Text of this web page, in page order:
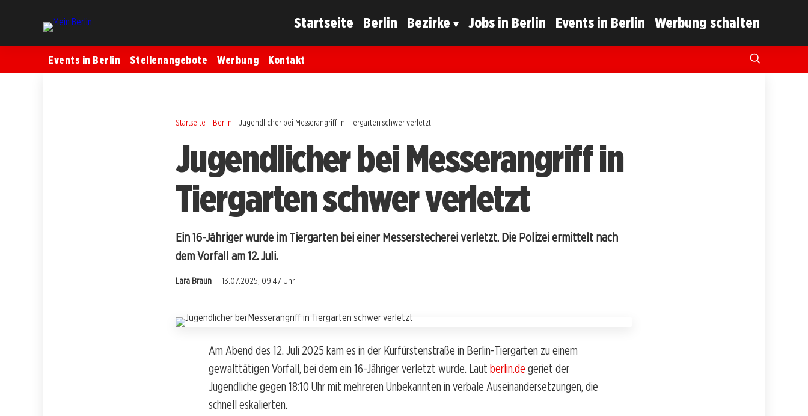
Startseite Berlin Bezirke Jobs in Berlin Events in Berlin Werbung schalten
Events in Berlin Stellenangebote Werbung Kontakt
Startseite Berlin Jugendlicher bei Messerangriff in Tiergarten schwer verletzt
Jugendlicher bei Messerangriff in
Tiergarten schwer verletzt
Ein 16-Jähriger wurde im Tiergarten bei einer Messerstecherei verletzt. Die Polizei ermittelt nach
dem Vorfall am 12. Juli.
Lara Braun 13.07.2025, 09:47 Uhr
Am Abend des 12. Juli 2025 kam es in der Kurfürstenstraße in Berlin-Tiergarten zu einem
gewalttätigen Vorfall, bei dem ein 16-Jähriger verletzt wurde. Laut berlin.de geriet der
Jugendliche gegen 18:10 Uhr mit mehreren Unbekannten in verbale Auseinandersetzungen, die
schnell eskalierten.